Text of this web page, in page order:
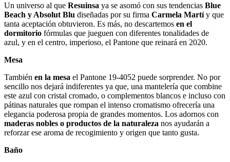
Un universo al que Resuinsa ya se asomó con sus tendencias Blue
Beach y Absolut Blu diseñadas por su firma Carmela Martíy que
tanta aceptación obtuvieron. Es más, no descartemos en el
dormitorio fórmulas que jueguen con diferentes tonalidades de
azul, y en el centro, imperioso, el Pantone que reinará en 2020.
Mesa
También en la mesa el Pantone 19-4052 puede sorprender. No por
sencillo nos dejará indiferentes ya que, una mantelería que combine
este azul con cristal cromado, o complementos blancos e incluso con
pátinas naturales que rompan el intenso cromatismo ofrecería una
elegancia poderosa propia de grandes momentos. Los adornos con
maderas nobles o productos de la naturaleza nos ayudarán a
reforzar ese aroma de recogimiento y origen que tanto gusta.
Baño